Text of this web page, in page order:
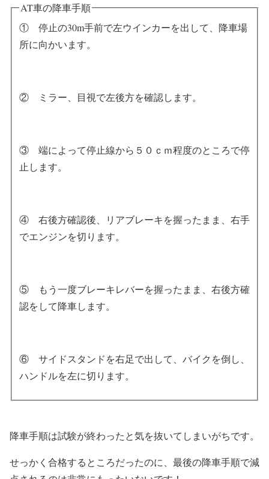
AT車の降車手順
① 停止の30m手前で左ウインカーを出して、降車場
所に向かいます。
② ミラー、目視で左後方を確認します。
③ 端によって停止線から５０ｃｍ程度のところで停
止します。
④ 右後方確認後、リアブレーキを握ったまま、右手
でエンジンを切ります。
⑤ もう一度ブレーキレバーを握ったまま、右後方確
認をして降車します。
⑥ サイドスタンドを右足で出して、バイクを倒し、
ハンドルを左に切ります。
降車手順は試験が終わったと気を抜いてしまいがちです。
せっかく合格するところだったのに、最後の降車手順で減